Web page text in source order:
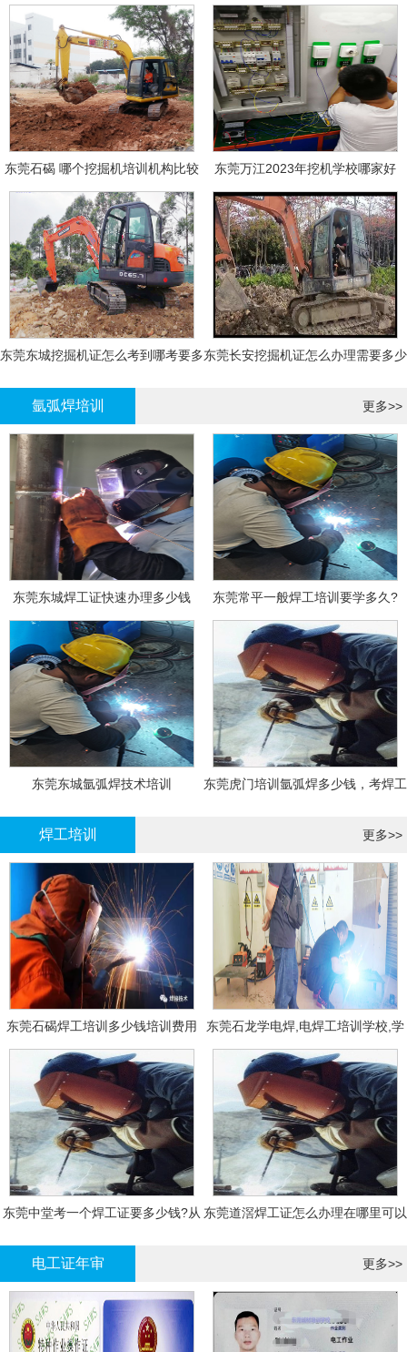
东莞石碣 哪个挖掘机培训机构比较
好?
东莞万江2023年挖机学校哪家好
东莞东城挖掘机证怎么考到哪考要多东莞长安挖掘机证怎么办理需要多少
氩弧焊培训 更多>>
东莞东城焊工证快速办理多少钱 东莞常平一般焊工培训要学多久?
东莞东城氩弧焊技术培训
东莞虎门培训氩弧焊多少钱，考焊工
焊工培训 更多>>
东莞石碣焊工培训多少钱培训费用
东莞石龙学电焊,电焊工培训学校,学
费多少钱?
东莞中堂考一个焊工证要多少钱?从 东莞道滘焊工证怎么办理在哪里可以
电工证年审 更多>>